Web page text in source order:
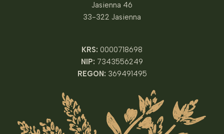
Jasienna 46
33-322 Jasienna
KRS: 0000718698
NIP: 7343556249
REGON: 369491495